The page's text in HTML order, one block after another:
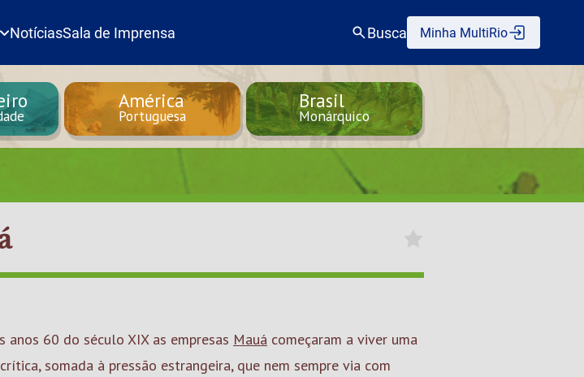
NotíciasSala de Imprensa Busca Minha MultiRio
América
Portuguesa
Brasil
Monárquico
anos 60 do século XIX as empresas Mauá começaram a viver uma
somada à pressão estrangeira, que nem sempre via com